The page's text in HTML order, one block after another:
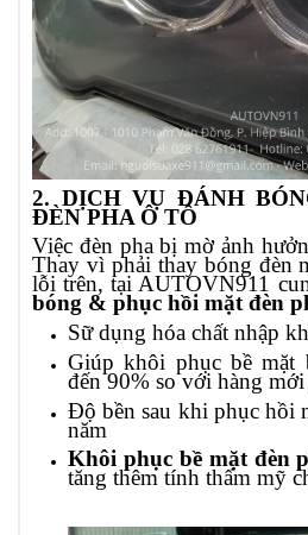
2. DỊCH VỤ ĐÁNH
ĐÈN PHA Ô TÔ
Việc đèn pha bị mờ ảnh
Thay vì phải thay bóng đèn
lỗi trên, tại AUTOVN911
bóng & phục hồi mặt đèn
Sữ dụng hóa chất nhập
Giúp khôi phục bề mặt
đến 90% so với hàng
Độ bền sau khi phục hồi
năm
Khôi phục bề mặt đèn
tăng thêm tính thẩm mỹ